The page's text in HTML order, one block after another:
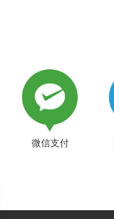
微信支付